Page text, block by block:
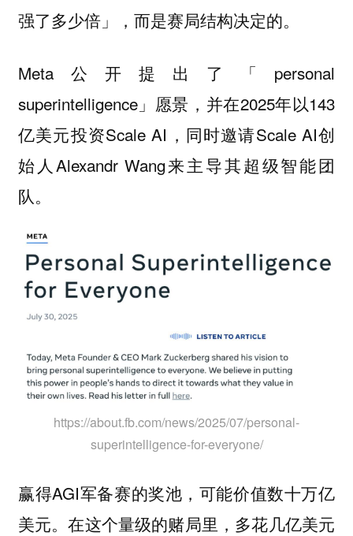
强了多少倍」，而是赛局结构决定的。
Meta公开提出了「personal
superintelligence」愿景，并在2025年以143
亿美元投资Scale AI，同时邀请Scale AI创
始人Alexandr Wang来主导其超级智能团
队。
https://about.fb.com/news/2025/07/personal-
superintelligence-for-everyone/
赢得AGI军备赛的奖池，可能价值数十万亿
美元。在这个量级的赌局里，多花几亿美元